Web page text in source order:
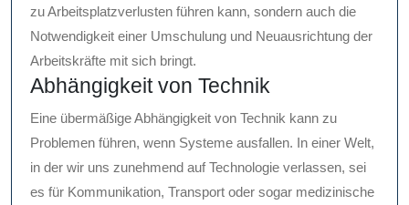
zu Arbeitsplatzverlusten führen kann, sondern auch die
Notwendigkeit einer Umschulung und Neuausrichtung der
Arbeitskräfte mit sich bringt.
Abhängigkeit von Technik
Eine übermäßige Abhängigkeit von Technik kann zu
Problemen führen, wenn Systeme ausfallen. In einer Welt,
in der wir uns zunehmend auf Technologie verlassen, sei
es für Kommunikation, Transport oder sogar medizinische